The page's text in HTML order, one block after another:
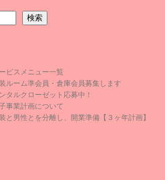
検索
ビスメニュー一覧
ルーム準会員・倉庫会員募集します
タルクローゼット応募中！
事業計画について
と男性とを分離し、開業準備【３ヶ年計画】